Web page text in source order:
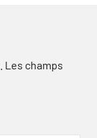
Les champs